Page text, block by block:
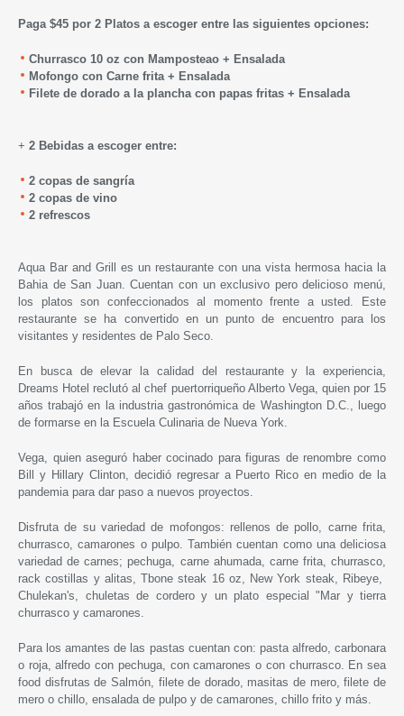
Paga $45 por 2 Platos a escoger entre las siguientes opciones:
Churrasco 10 oz con Mamposteao + Ensalada
Mofongo con Carne frita + Ensalada
Filete de dorado a la plancha con papas fritas + Ensalada
+ 2 Bebidas a escoger entre:
2 copas de sangría
2 copas de vino
2 refrescos
Aqua Bar and Grill es un restaurante con una vista hermosa hacia la
Bahia de San Juan. Cuentan con un exclusivo pero delicioso menú,
los platos son confeccionados al momento frente a usted. Este
restaurante se ha convertido en un punto de encuentro para los
visitantes y residentes de Palo Seco.
En busca de elevar la calidad del restaurante y la experiencia,
Dreams Hotel reclutó al chef puertorriqueño Alberto Vega, quien por 15
años trabajó en la industria gastronómica de Washington D.C., luego
de formarse en la Escuela Culinaria de Nueva York.
Vega, quien aseguró haber cocinado para figuras de renombre como
Bill y Hillary Clinton, decidió regresar a Puerto Rico en medio de la
pandemia para dar paso a nuevos proyectos.
Disfruta de su variedad de mofongos: rellenos de pollo, carne frita,
churrasco, camarones o pulpo. También cuentan como una deliciosa
variedad de carnes; pechuga, carne ahumada, carne frita, churrasco,
rack costillas y alitas, Tbone steak 16 oz, New York steak, Ribeye,
Chulekan's, chuletas de cordero y un plato especial "Mar y tierra
churrasco y camarones.
Para los amantes de las pastas cuentan con: pasta alfredo, carbonara
o roja, alfredo con pechuga, con camarones o con churrasco. En sea
food disfrutas de Salmón, filete de dorado, masitas de mero, filete de
mero o chillo, ensalada de pulpo y de camarones, chillo frito y más.